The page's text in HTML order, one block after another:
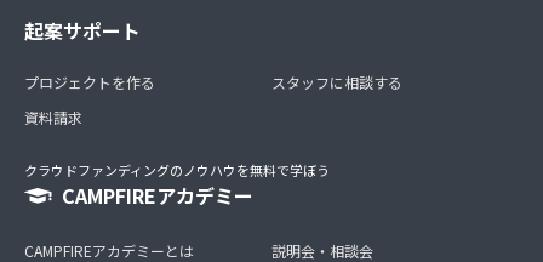
起案サポート
プロジェクトを作る
資料請求
スタッフに相談する
クラウドファンディングのノウハウを無料で学ぼう
CAMPFIREアカデミー
CAMPFIREアカデミーとは
説明会・相談会